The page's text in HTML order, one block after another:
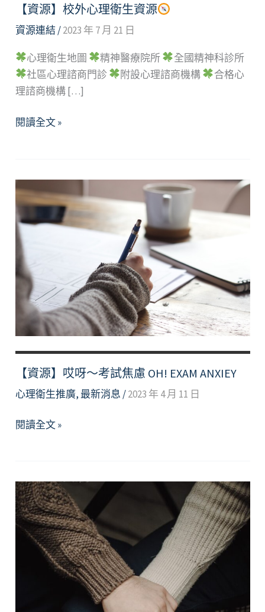
【資源】校外心理衛生資源
資源連結/2023 年 7 月 21 日
心理衛生地圖 精神醫療院所
全國精神科診所
社區心理諮商門診
附設心理諮商機構
合格心
理諮商機構 […]
【資
心
理
衛
生
資
源
閱讀全文 »
【資源】哎呀～考試焦慮 OH! EXAM ANXIEY
心理衛生推廣, 最新消息 /2023 年 4 月 11 日
【資
～
考
試
閱讀全文 »